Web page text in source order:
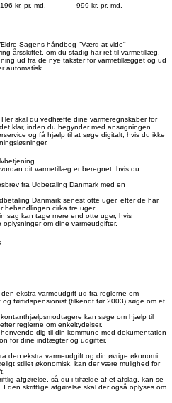
kr. pr. md. 999 kr. pr. md.
Sagens håndbog "Værd at vide"
årsskiftet, om du stadig har ret til varmetillæg.
ud fra de nye takster for varmetillægget og ud
automatisk.
skal du vedhæfte dine varmeregnskaber for
klar, inden du begynder med ansøgningen.
og få hjælp til at søge digitalt, hvis du ikke
dit varmetillæg er beregnet, hvis du
fra Udbetaling Danmark med en
Danmark senest otte uger, efter de har
behandlingen cirka tre uger.
sag kan tage mere end otte uger, hvis
om dine varmeudgifter.
ekstra varmeudgift ud fra reglerne om
førtidspensionist (tilkendt før 2003) søge om et
kan søge om hjælp til
reglerne om enkeltydelser.
dig til din kommune med dokumentation
for dine indtægter og udgifter.
den ekstra varmeudgift og din øvrige økonomi.
stillet økonomisk, kan der være mulighed for
afgørelse, så du i tilfælde af et afslag, kan se
den skriftlige afgørelse skal der også oplyses om